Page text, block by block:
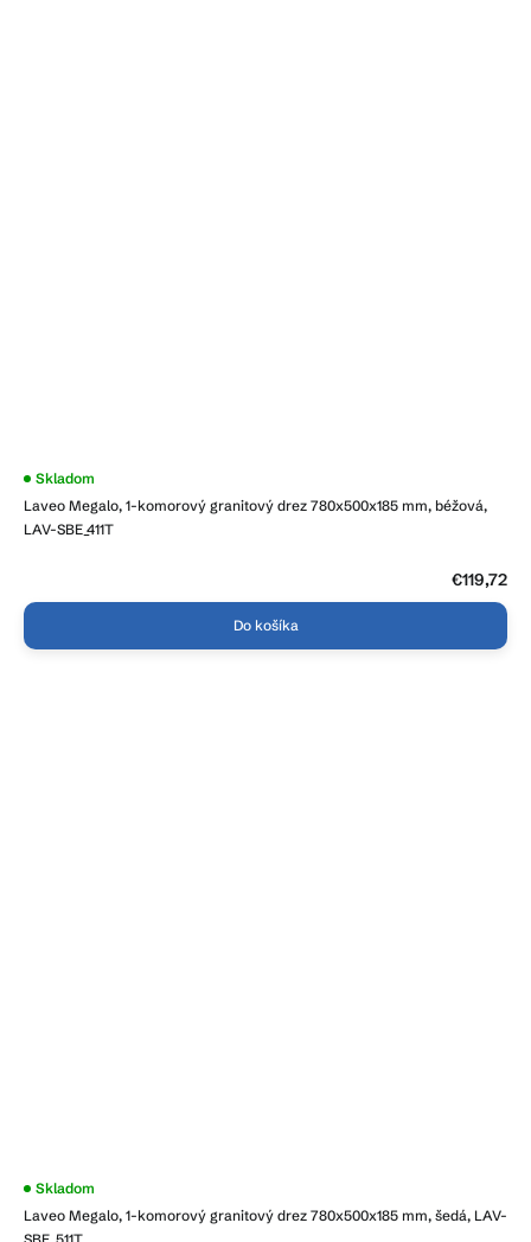
Laveo Megalo, 1-komorový granitový drez 780x500x185 mm, béžová,
LAV-SBE_411T
Priemerné
produktu
je
Skladom
€119,72
Do košíka
Laveo Megalo, 1-komorový granitový drez 780x500x185 mm, šedá, LAV-
Priemerné
produktu
je
Skladom